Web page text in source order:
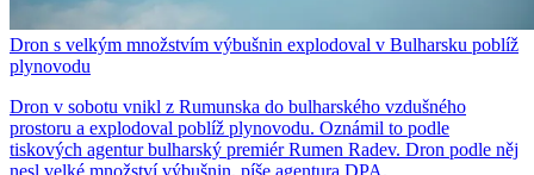
Dron s velkým množstvím výbušnin explodoval v Bulharsku poblíž
plynovodu
Dron v sobotu vnikl z Rumunska do bulharského vzdušného
prostoru a explodoval poblíž plynovodu. Oznámil to podle
tiskových agentur bulharský premiér Rumen Radev. Dron podle něj